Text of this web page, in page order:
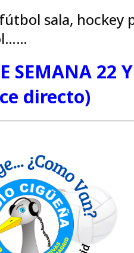
sala, hockey
SEMANA 22
directo)